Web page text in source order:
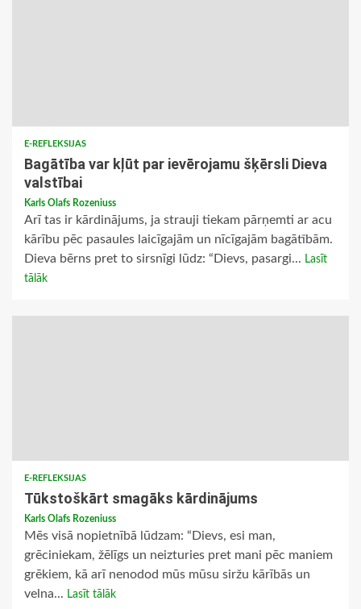
E-REFLEKSIJAS
Bagātība var kļūt par ievērojamu šķērsli Dieva
valstībai
Karls Olafs Rozeniuss
Arī tas ir kārdinājums, ja strauji tiekam pārņemti ar acu
kārību pēc pasaules laicīgajām un nīcīgajām bagātībām.
Dieva bērns pret to sirsnīgi lūdz: “Dievs, pasargi... Lasīt
tālāk
E-REFLEKSIJAS
Tūkstoškārt smagāks kārdinājums
Karls Olafs Rozeniuss
Mēs visā nopietnībā lūdzam: “Dievs, esi man,
grēciniekam, žēlīgs un neizturies pret mani pēc maniem
grēkiem, kā arī nenodod mūs mūsu siržu kārībās un
velna... Lasīt tālāk